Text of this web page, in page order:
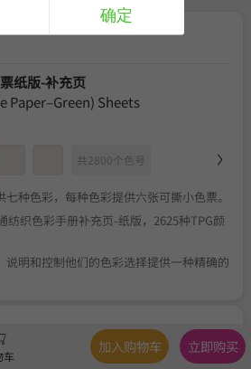
纸版-补充页
Paper–Green) Sheets
共2800个色号
种色彩，每种色彩提供六张可撕小色票。
纺织色彩手册补充页-纸版，2625种TPG颜
说明和控制他们的色彩选择提供一种精确的
、不可退换
车
加入购物车 立即购买
确定